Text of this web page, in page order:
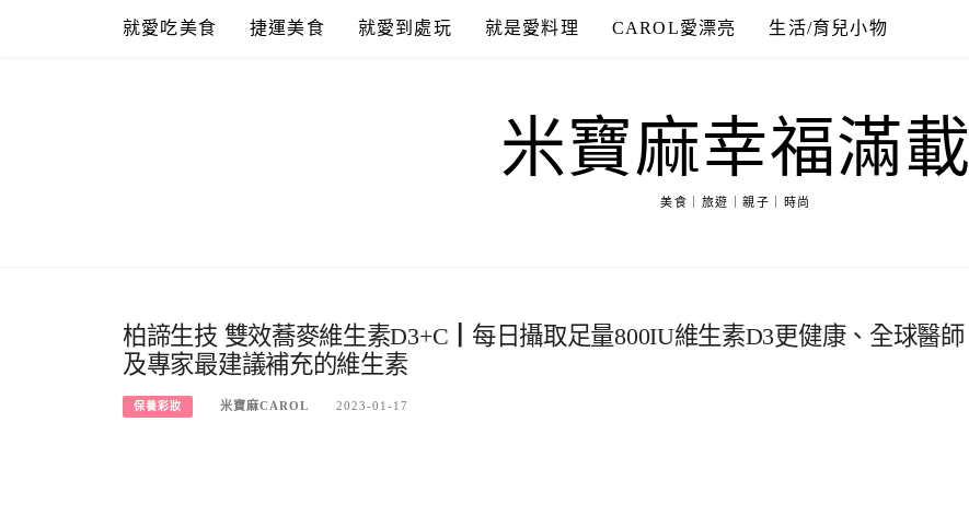
就愛吃美食 捷運美食 就愛到處玩 就是愛料理 CAROL愛漂亮 生活/育兒小物
米寶麻幸福滿載
美食｜旅遊｜親子｜時尚
柏諦生技 雙效蕎麥維生素D3+C┃每日攝取足量800IU維生素D3更健康、全球醫師
及專家最建議補充的維生素
保養彩妝 米寶麻CAROL 2023-01-17